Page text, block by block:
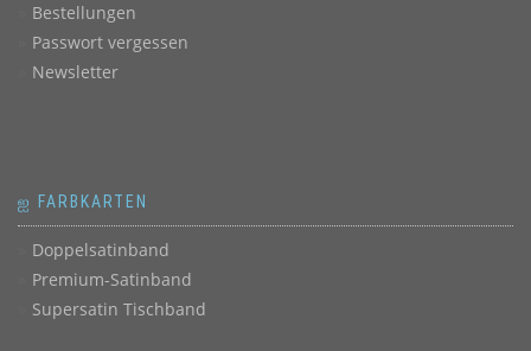
Bestellungen
Passwort vergessen
Newsletter
ஐ FARBKARTEN
Doppelsatinband
Premium-Satinband
Supersatin Tischband